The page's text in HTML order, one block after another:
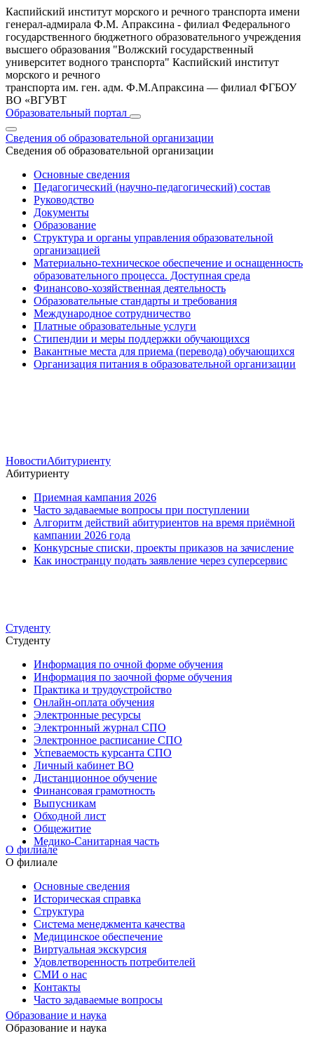
Каспийский институт морского и речного транспорта имени
генерал-адмирала Ф.М. Апраксина - филиал Федерального
государственного бюджетного образовательного учреждения
высшего образования "Волжский государственный
университет водного транспорта" Каспийский институт
морского и речного
транспорта им. ген. адм. Ф.М.Апраксина — филиал ФГБОУ
ВО «ВГУВТ
Образовательный портал
Сведения об образовательной организации
Сведения об образовательной организации
Основные сведения
Педагогический (научно-педагогический) состав
Руководство
Документы
Образование
Структура и органы управления образовательной
организацией
Материально-техническое обеспечение и оснащенность
образовательного процесса. Доступная среда
Финансово-хозяйственная деятельность
Образовательные стандарты и требования
Международное сотрудничество
Платные образовательные услуги
Стипендии и меры поддержки обучающихся
Вакантные места для приема (перевода) обучающихся
Организация питания в образовательной организации
НовостиАбитуриенту
Абитуриенту
Приемная кампания 2026
Часто задаваемые вопросы при поступлении
Алгоритм действий абитуриентов на время приёмной
кампании 2026 года
Конкурсные списки, проекты приказов на зачисление
Как иностранцу подать заявление через суперсервис
Студенту
Студенту
Информация по очной форме обучения
Информация по заочной форме обучения
Практика и трудоустройство
Онлайн-оплата обучения
Электронные ресурсы
Электронный журнал СПО
Электронное расписание СПО
Успеваемость курсанта СПО
Личный кабинет ВО
Дистанционное обучение
Финансовая грамотность
Выпусникам
Обходной лист
Общежитие
Медико-Санитарная часть
О филиале
О филиале
Основные сведения
Историческая справка
Структура
Система менеджмента качества
Медицинское обеспечение
Виртуальная экскурсия
Удовлетворенность потребителей
СМИ о нас
Контакты
Часто задаваемые вопросы
Образование и наука
Образование и наука